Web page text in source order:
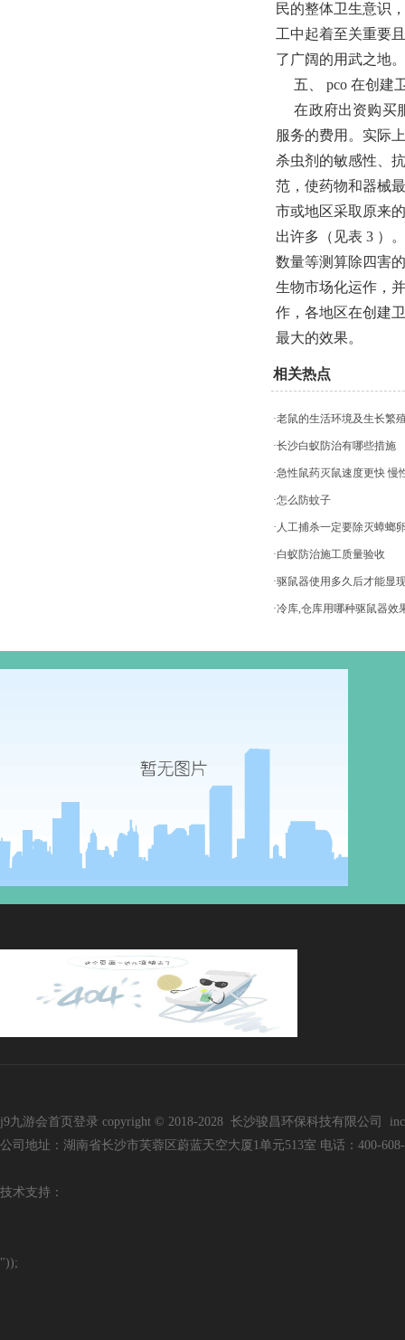
民的整体卫生意识
工中起着至关重要
了广阔的用武之地
五、 pco 在创建
在政府出资购买
服务的费用。实际
杀虫剂的敏感性、
范，使药物和器械
市或地区采取原来
出许多（见表 3 ）
数量等测算除四害
生物市场化运作，
作，各地区在创建
最大的效果。
相关热点
·老鼠的生活环境及生长繁
·长沙白蚁防治有哪些措施
·急性鼠药灭鼠速度更快 慢
·怎么防蚊子
·人工捕杀一定要除灭蟑螂
·白蚁防治施工质量验收
·驱鼠器使用多久后才能显
·冷库,仓库用哪种驱鼠器效
j9九游会首页登录 copyright © 2018-2028 长沙骏昌环保科技有限公司
公司地址：湖南省长沙市芙蓉区蔚蓝天空大厦1单元513室 电话：400-
技术支持：
"));